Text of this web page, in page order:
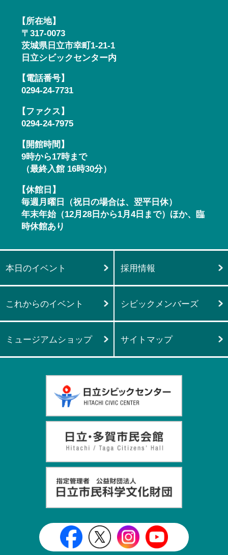
【所在地】
〒317-0073
茨城県日立市幸町1-21-1
日立シビックセンター内
【電話番号】
0294-24-7731
【ファクス】
0294-24-7975
【開館時間】
9時から17時まで
（最終入館 16時30分）
【休館日】
毎週月曜日（祝日の場合は、翌平日休）
年末年始（12月28日から1月4日まで）ほか、臨
時休館あり
本日のイベント 採用情報
これからのイベント シビックメンバーズ
ミュージアムショップ サイトマップ
日立シビックセンター公式
日立シビックセンター
日立シビックセ
日立シビ